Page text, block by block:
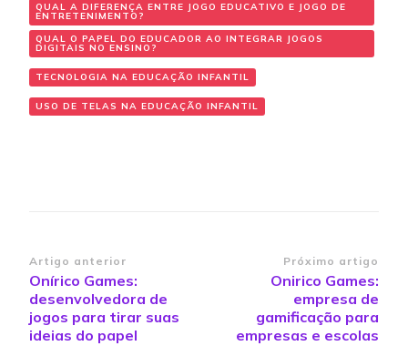
QUAL A DIFERENÇA ENTRE JOGO EDUCATIVO E JOGO DE
ENTRETENIMENTO?
QUAL O PAPEL DO EDUCADOR AO INTEGRAR JOGOS
DIGITAIS NO ENSINO?
TECNOLOGIA NA EDUCAÇÃO INFANTIL
USO DE TELAS NA EDUCAÇÃO INFANTIL
Navegação
de
post
Artigo anterior
Onírico Games:
desenvolvedora de
jogos para tirar suas
ideias do papel
Próximo artigo
Onirico Games:
empresa de
gamificação para
empresas e escolas